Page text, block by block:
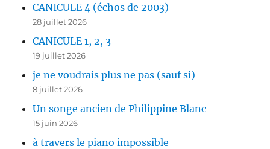
CANICULE 4 (échos de 2003)
28 juillet 2026
CANICULE 1, 2, 3
19 juillet 2026
je ne voudrais plus ne pas (sauf si)
8 juillet 2026
Un songe ancien de Philippine Blanc
15 juin 2026
à travers le piano impossible